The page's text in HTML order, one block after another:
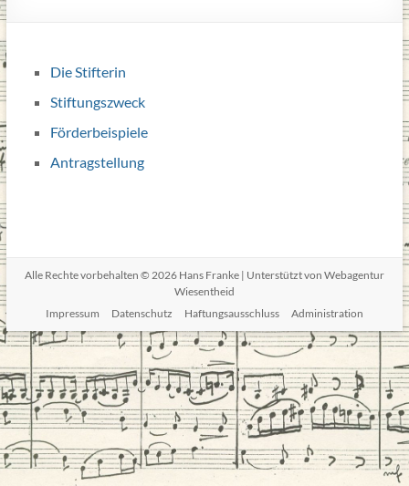
Die Stifterin
Stiftungszweck
Förderbeispiele
Antragstellung
Alle Rechte vorbehalten © 2026 Hans Franke| Unterstützt von Webagentur
Wiesentheid
Impressum
Datenschutz Haftungsausschluss Administration